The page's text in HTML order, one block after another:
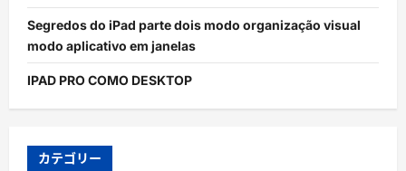
Segredos do iPad parte dois modo organização visual
modo aplicativo em janelas
IPAD PRO COMO DESKTOP
カテゴリー